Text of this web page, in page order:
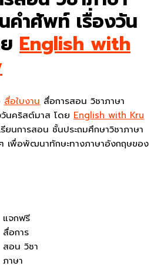
คำศัพท์ เรื่องวัน
English with
สื่อใบงาน สื่อการสอน วิชาภาษา
นคริสต์มาส โดย English with Kru
รียนการสอน ชั้นประถมศึกษาวิชาภาษา
เพื่อพัฒนาทักษะทางภาษาอังกฤษของ
แจกฟรี
สื่อการ
สอน วิชา
ภาษา